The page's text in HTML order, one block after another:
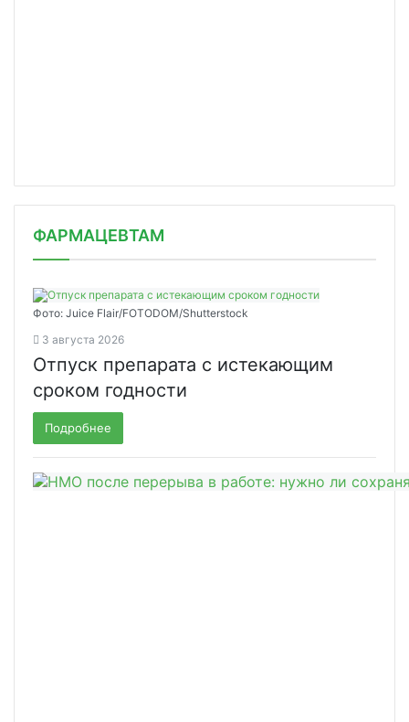
ФАРМАЦЕВТАМ
Фото: Juice Flair/FOTODOM/Shutterstoсk
3 августа 2026
Отпуск препарата с истекающим
сроком годности
Подробнее